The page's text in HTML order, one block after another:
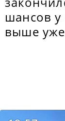
шансов у
выше